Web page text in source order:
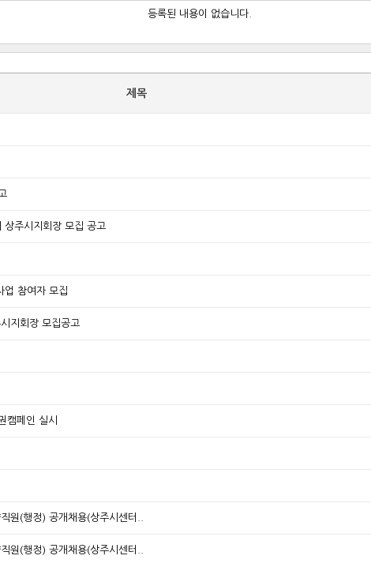
등록된 내용이 없습니다.
제목
상주시지회장 모집 공고
업 참여자 모집
지회장 모집공고
캠페인 실시
원(행정) 공개채용(상주시센터..
원(행정) 공개채용(상주시센터..